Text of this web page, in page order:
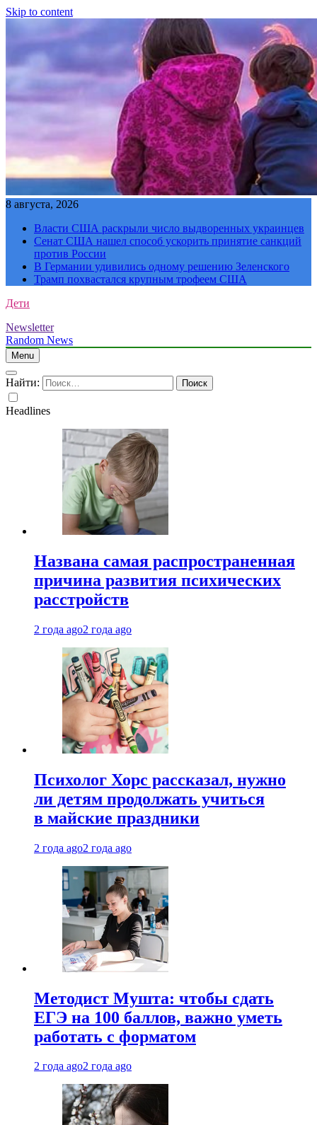
Skip to content
8 августа, 2026
Власти США раскрыли число выдворенных украинцев
Сенат США нашел способ ускорить принятие санкций
против России
В Германии удивились одному решению Зеленского
Трамп похвастался крупным трофеем США
Дети
Newsletter
Random News
Menu
Найти:
Headlines
Названа самая распространенная
причина развития психических
расстройств
2 года ago2 года ago
Психолог Хорс рассказал, нужно
ли детям продолжать учиться
в майские праздники
2 года ago2 года ago
Методист Мушта: чтобы сдать
ЕГЭ на 100 баллов, важно уметь
работать с форматом
2 года ago2 года ago